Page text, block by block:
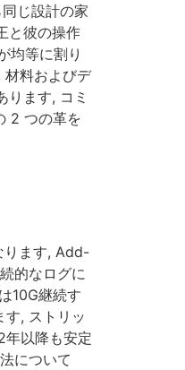
じ設計の家
と彼の操作
均等に割り
材料およびデ
ります, コミ
2 つの革を
ります, Add-
的なログに
10G継続す
, ストリッ
年以降も安定
について